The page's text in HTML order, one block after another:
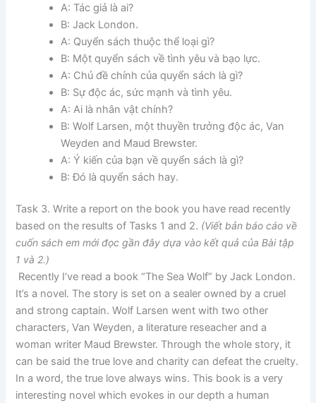
A: Tác giả là ai?
B: Jack London.
A: Quyển sách thuộc thể loại gì?
B: Một quyển sách về tình yêu và bạo lực.
A: Chủ đề chính của quyển sách là gì?
B: Sự độc ác, sức mạnh và tình yêu.
A: Ai là nhân vật chính?
B: Wolf Larsen, một thuyền trưởng độc ác, Van
Weyden and Maud Brewster.
A: Ý kiến của bạn về quyển sách là gì?
B: Đó là quyển sách hay.
Task 3. Write a report on the book you have read recently
based on the results of Tasks 1 and 2. (Viết bản báo cáo về
cuốn sách em mới đọc gần đây dựa vào kết quả của Bài tập
1 và 2.)
Recently I’ve read a book “The Sea Wolf” by Jack London.
It’s a novel. The story is set on a sealer owned by a cruel
and strong captain. Wolf Larsen went with two other
characters, Van Weyden, a literature reseacher and a
woman writer Maud Brewster. Through the whole story, it
can be said the true love and charity can defeat the cruelty.
In a word, the true love always wins. This book is a very
interesting novel which evokes in our depth a human